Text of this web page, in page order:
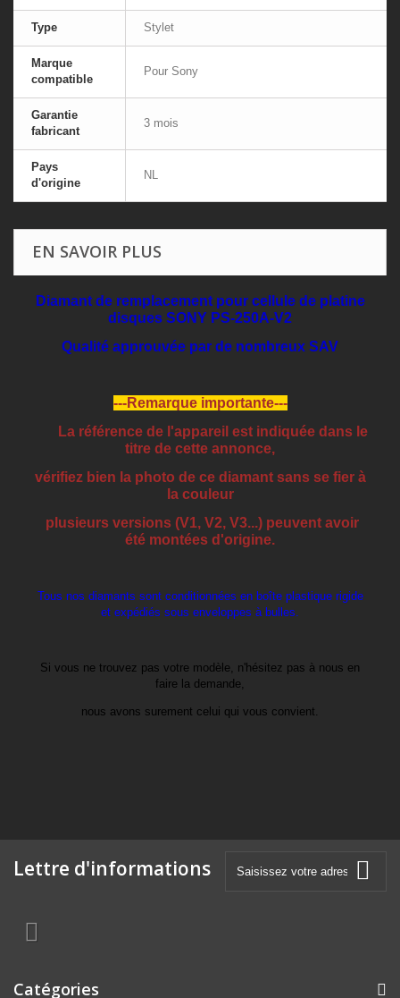
Type Stylet
Marque
compatible
Pour Sony
Garantie
fabricant
3 mois
Pays
d'origine
NL
EN SAVOIR PLUS
Diamant de remplacement pour cellule de platine
disques SONY PS-250A-V2
Qualité approuvée par de nombreux SAV
---Remarque importante---
La référence de l'appareil est indiquée dans le
titre de cette annonce,
vérifiez bien la photo de ce diamant sans se fier à
la couleur
plusieurs versions (V1, V2, V3...) peuvent avoir
été montées d'origine.
Tous nos diamants sont conditionnées en boîte plastique rigide
et expédiés sous enveloppes à bulles.
Si vous ne trouvez pas votre modèle, n'hésitez pas à nous en
faire la demande,
nous avons surement celui qui vous convient.
Lettre d'informations
Catégories